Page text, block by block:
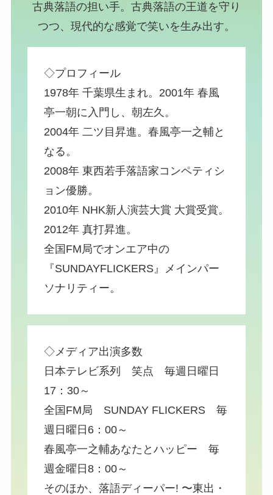
古典落語の担い手。 古典落語の王道を守り
つつ、現代的な感覚で笑いを生み出す。
◇プロフィール
1978年 千葉県生まれ。2001年 春風
亭一朝に入門し、朝左久。
2004年 二ツ目昇進。春風亭一之輔と
なる。
2008年 東西若手落語家コンペティシ
ョン優勝。
2010年 NHK新人演芸大賞 大賞受賞。
2012年 真打昇進。
全国FM局でオンエア中の
『SUNDAYFLICKERS』メインパー
ソナリティー。
◇メディア出演多数
日本テレビ系列 笑点 毎週日曜日
17：30～
全国FM局 SUNDAY FLICKERS 毎
週日曜日6：00～
春風亭一之輔あなたとハッピー 毎
週金曜日8：00～
そのほか、落語ディーパー! 〜東出・